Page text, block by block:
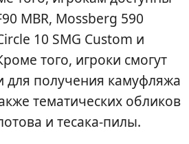
MBR, Mossberg 590
10 SMG Custom и
того, игроки смогут
для получения камуфляжа
тематических обликов
и тесака-пилы.